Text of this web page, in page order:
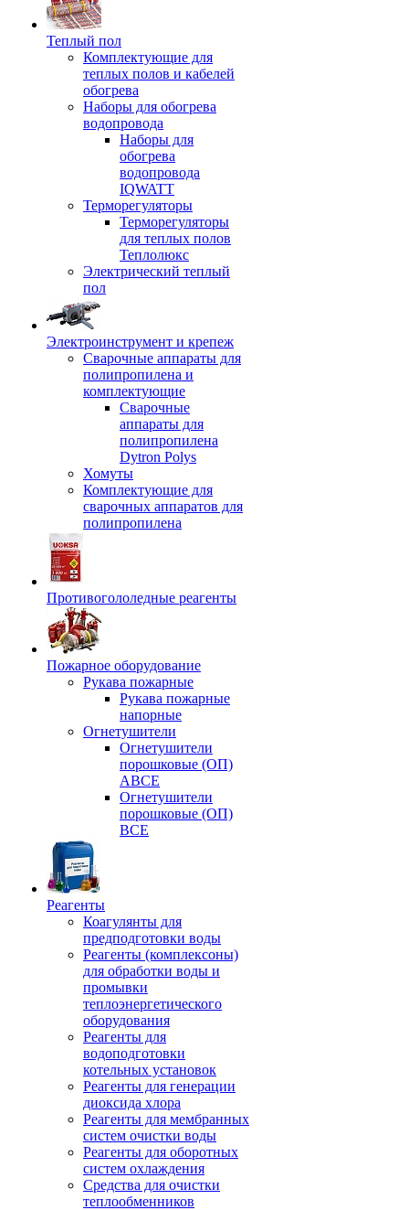
Теплый пол
Комплектующие для
теплых полов и кабелей
обогрева
Наборы для обогрева
водопровода
Наборы для
обогрева
водопровода
IQWATT
Терморегуляторы
Терморегуляторы
для теплых полов
Теплолюкс
Электрический теплый
пол
Электроинструмент и крепеж
Сварочные аппараты для
полипропилена и
комплектующие
Сварочные
аппараты для
полипропилена
Dytron Polys
Хомуты
Комплектующие для
сварочных аппаратов для
полипропилена
Противогололедные реагенты
Пожарное оборудование
Рукава пожарные
Рукава пожарные
напорные
Огнетушители
Огнетушители
порошковые (ОП)
АВСЕ
Огнетушители
порошковые (ОП)
ВСЕ
Реагенты
Коагулянты для
предподготовки воды
Реагенты (комплексоны)
для обработки воды и
промывки
теплоэнергетического
оборудования
Реагенты для
водоподготовки
котельных установок
Реагенты для генерации
диоксида хлора
Реагенты для мембранных
систем очистки воды
Реагенты для оборотных
систем охлаждения
Средства для очистки
теплообменников